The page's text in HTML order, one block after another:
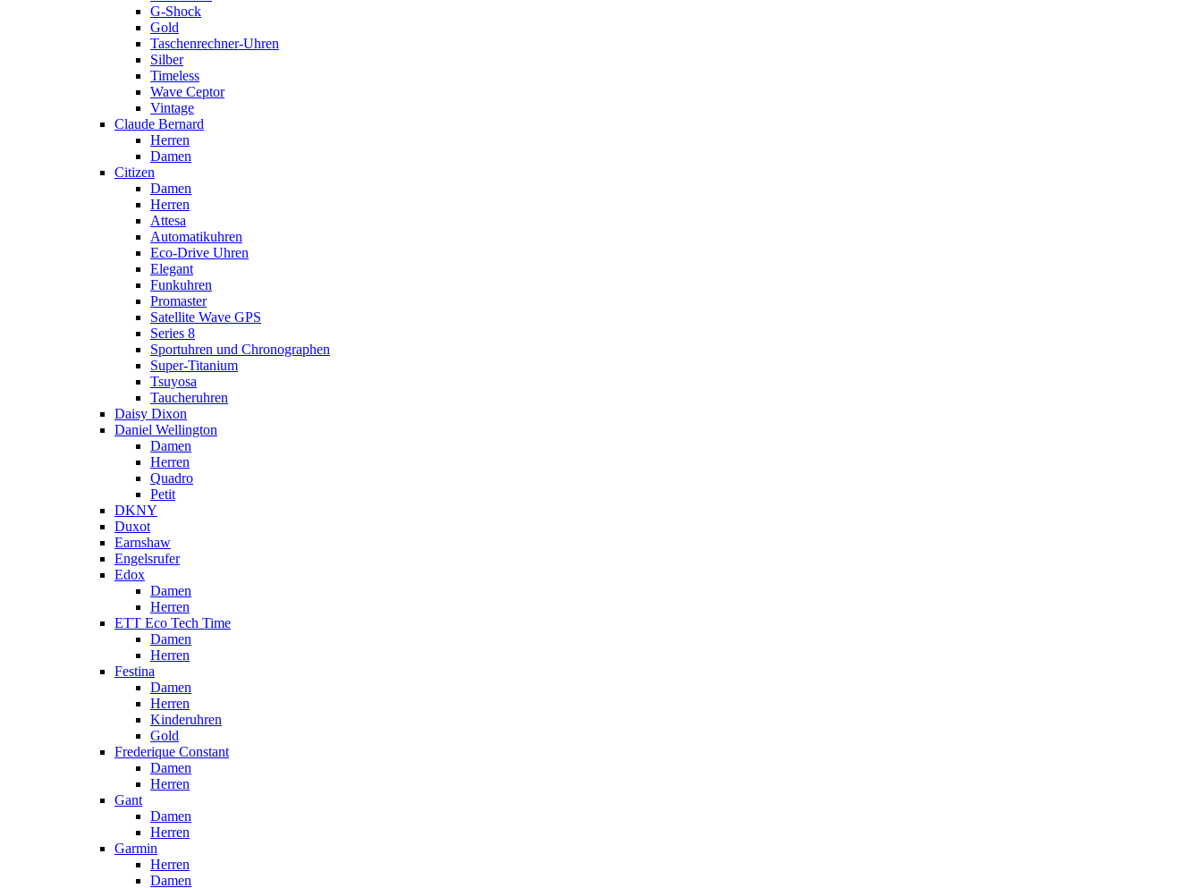
G-Shock
Gold
Taschenrechner-Uhren
Silber
Timeless
Wave Ceptor
Vintage
Claude Bernard
Herren
Damen
Citizen
Damen
Herren
Attesa
Automatikuhren
Eco-Drive Uhren
Elegant
Funkuhren
Promaster
Satellite Wave GPS
Series 8
Sportuhren und Chronographen
Super-Titanium
Tsuyosa
Taucheruhren
Daisy Dixon
Daniel Wellington
Damen
Herren
Quadro
Petit
DKNY
Duxot
Earnshaw
Engelsrufer
Edox
Damen
Herren
ETT Eco Tech Time
Damen
Herren
Festina
Damen
Herren
Kinderuhren
Gold
Frederique Constant
Damen
Herren
Gant
Damen
Herren
Garmin
Herren
Damen